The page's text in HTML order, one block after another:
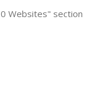
Websites" section